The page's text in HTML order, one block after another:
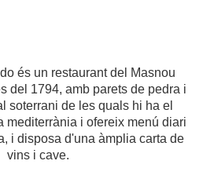
és un restaurant del Masnou
del 1794, amb parets de pedra i
soterrani de les quals hi ha el
mediterrània i ofereix menú diari
i disposa d'una àmplia carta de
vins i cave.